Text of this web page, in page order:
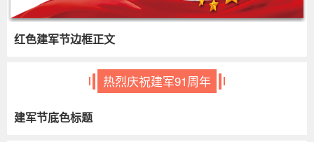
红色建军节边框正文
热烈庆祝建军91周年
建军节底色标题